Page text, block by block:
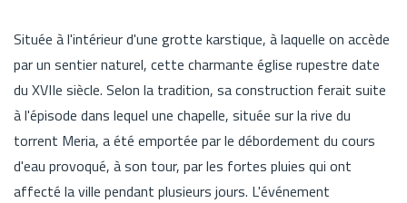
Située à l'intérieur d'une grotte karstique, à laquelle on accède
par un sentier naturel, cette charmante église rupestre date
du XVIIe siècle. Selon la tradition, sa construction ferait suite
à l'épisode dans lequel une chapelle, située sur la rive du
torrent Meria, a été emportée par le débordement du cours
d'eau provoqué, à son tour, par les fortes pluies qui ont
affecté la ville pendant plusieurs jours. L'événement